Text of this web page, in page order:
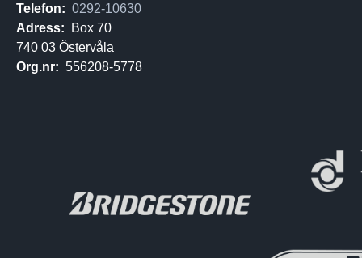
Telefon: 0292-10630
Adress:
Box 70
740 03 Östervåla
Org.nr: 556208-5778